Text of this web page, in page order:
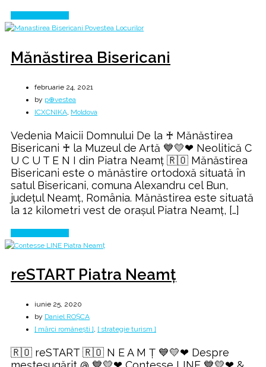
Mănăstirea Bisericani
februarie 24, 2021
by p⊕vestea
ICXCNIKA Moldova
Vedenia Maicii Domnului De la ♰ Mănăstirea
Bisericani ♰ la Muzeul de Artă 💙💛❤ Neolitică C
U C U T E N I din Piatra Neamţ 🇷🇴 Mănăstirea
Bisericani este o mănăstire ortodoxă situată în
satul Bisericani, comuna Alexandru cel Bun,
județul Neamț, România. Mănăstirea este situată
la 12 kilometri vest de oraşul Piatra Neamţ, […]
reSTART Piatra Neamţ
iunie 25, 2020
by Daniel ROȘCA
[ mărci românești ] [ strategie turism ]
🇷🇴 reSTART 🇷🇴 N E A M Ț 💙💛❤ Despre